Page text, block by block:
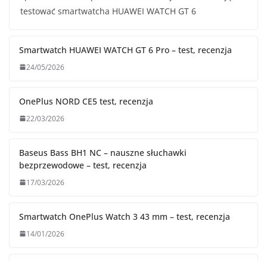
testować smartwatcha HUAWEI WATCH GT 6
Smartwatch HUAWEI WATCH GT 6 Pro – test, recenzja
24/05/2026
OnePlus NORD CE5 test, recenzja
22/03/2026
Baseus Bass BH1 NC – nauszne słuchawki
bezprzewodowe – test, recenzja
17/03/2026
Smartwatch OnePlus Watch 3 43 mm – test, recenzja
14/01/2026